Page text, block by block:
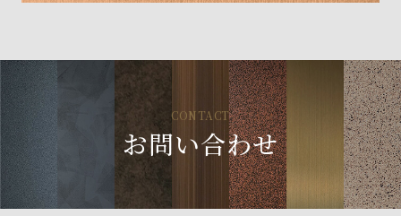
CONTACT
お問い合わせ